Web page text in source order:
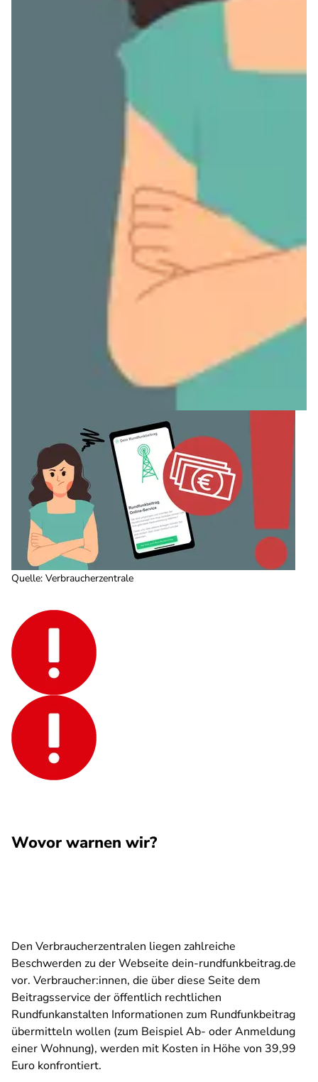
Quelle: Verbraucherzentrale
Wovor warnen wir?
Den Verbraucherzentralen liegen zahlreiche
Beschwerden zu der Webseite dein-rundfunkbeitrag.de
vor. Verbraucher:innen, die über diese Seite dem
Beitragsservice der öffentlich rechtlichen
Rundfunkanstalten Informationen zum Rundfunkbeitrag
übermitteln wollen (zum Beispiel Ab- oder Anmeldung
einer Wohnung), werden mit Kosten in Höhe von 39,99
Euro konfrontiert.